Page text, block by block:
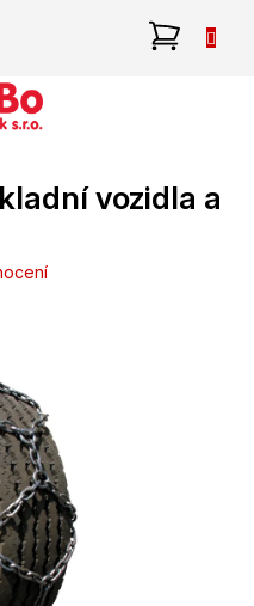
vozidla a